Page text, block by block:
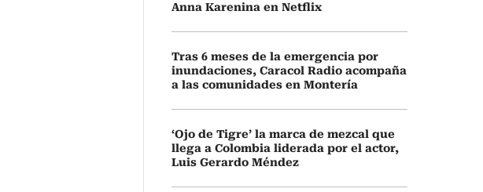
Anna Karenina en Netflix
Tras 6 meses de la emergencia por
inundaciones, Caracol Radio acompaña
a las comunidades en Montería
‘Ojo de Tigre’ la marca de mezcal que
llega a Colombia liderada por el actor,
Luis Gerardo Méndez